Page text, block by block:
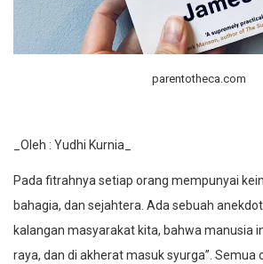
parentotheca.com
_Oleh : Yudhi Kurnia_
Pada fitrahnya setiap orang mempunyai
bahagia, dan sejahtera. Ada sebuah
kalangan masyarakat kita, bahwa manusia
raya, dan di akherat masuk syurga”. Semua